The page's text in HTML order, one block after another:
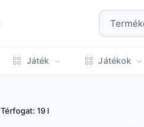
Játék Játékok
Térfogat: 19 l